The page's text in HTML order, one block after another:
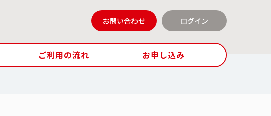
お問い合わせ ログイン
ご利用の流れ お申し込み